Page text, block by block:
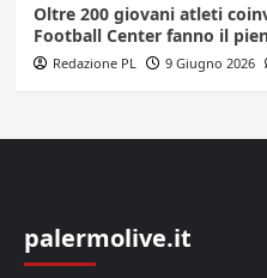
Oltre 200 giovani atleti
Football Center fanno il
Redazione PL 9 Giugno 2026
palermolive.it